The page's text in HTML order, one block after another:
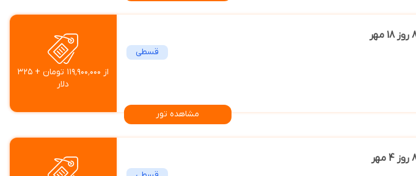
قسطی
مشاهده تور
از ۱۱۹٬۹۰۰٬۰۰۰ تومان + ۳۲۵
دلار